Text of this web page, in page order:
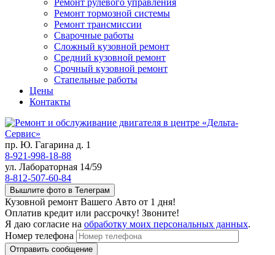
Ремонт рулевого управления
Ремонт тормозной системы
Ремонт трансмиссии
Сварочные работы
Сложный кузовной ремонт
Средний кузовной ремонт
Срочный кузовной ремонт
Стапельные работы
Цены
Контакты
пр. Ю. Гагарина д. 1
8-921-998-18-88
ул. Лабораторная 14/59
8-812-507-60-84
Вышлите фото в Телеграм
Кузовной ремонт Вашего Авто от 1 дня!
Оплатив кредит или рассрочку! Звоните!
Я даю согласие на обработку моих персональных данных.
Номер телефона